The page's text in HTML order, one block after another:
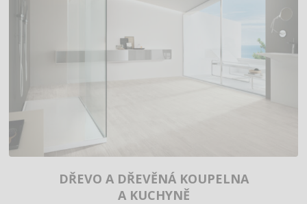
DŘEVO A DŘEVĚNÁ KOUPELNA
A KUCHYNĚ